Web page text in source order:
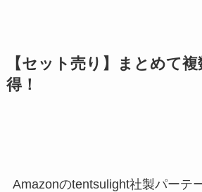
【セット売り】まとめて
得！
Amazonのtentsulight社製パーテ